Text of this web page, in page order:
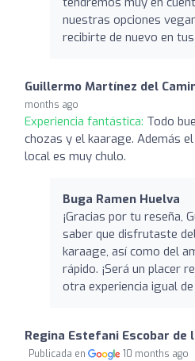
nuestras opciones
recibirte de nuevo en
Guillermo Martínez del
months ago
Experiencia fantástica: Todo
chozas y el kaarage. Además
local es muy chulo.
Buga Ramen Huelva
¡Gracias por tu reseña,
saber que disfrutaste
karaage, así como del
rápido. ¡Será un placer
otra experiencia igual de
Regina Estefani Escobar de
Publicada en 10 months ago